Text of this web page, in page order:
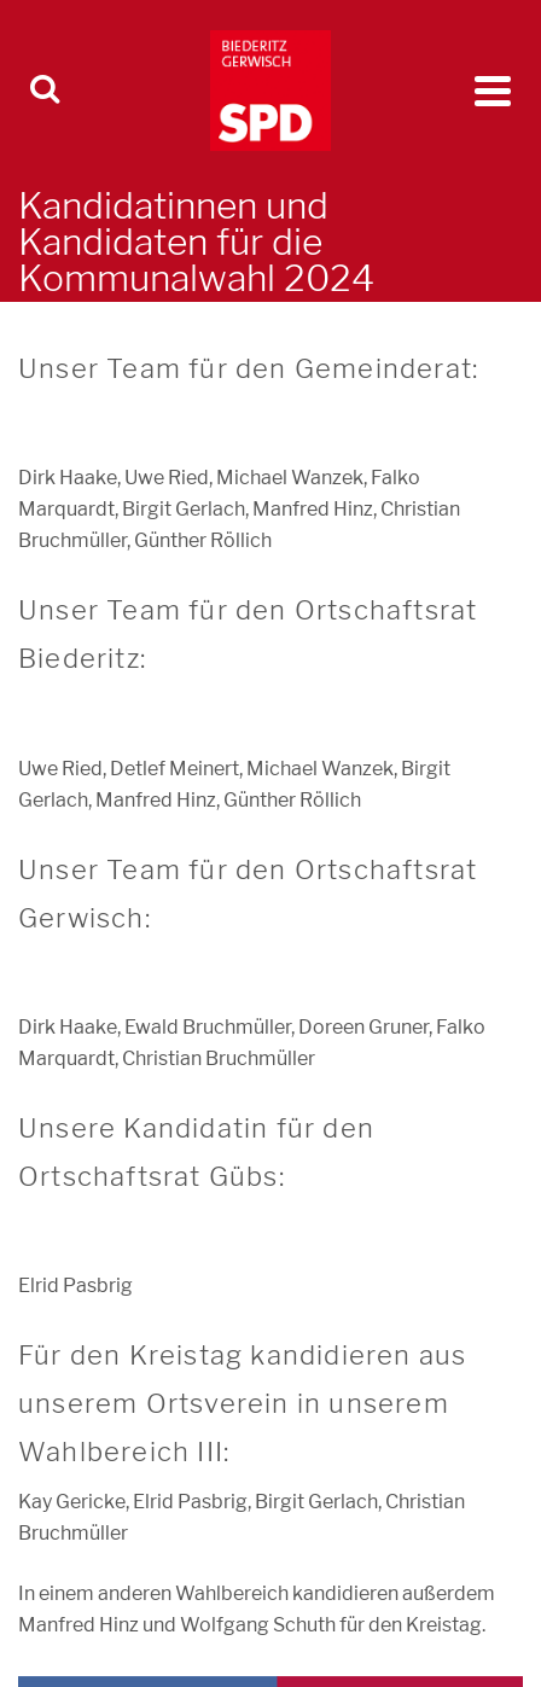
Kandidatinnen und
Kandidaten für die
Kommunalwahl 2024
Unser Team für den Gemeinderat:
Dirk Haake, Uwe Ried, Michael Wanzek, Falko
Marquardt, Birgit Gerlach, Manfred Hinz, Christian
Bruchmüller, Günther Röllich
Unser Team für den Ortschaftsrat
Biederitz:
Uwe Ried, Detlef Meinert, Michael Wanzek, Birgit
Gerlach, Manfred Hinz, Günther Röllich
Unser Team für den Ortschaftsrat
Gerwisch:
Dirk Haake, Ewald Bruchmüller, Doreen Gruner, Falko
Marquardt, Christian Bruchmüller
Unsere Kandidatin für den
Ortschaftsrat Gübs:
Elrid Pasbrig
Für den Kreistag kandidieren aus
unserem Ortsverein in unserem
Wahlbereich III:
Kay Gericke, Elrid Pasbrig, Birgit Gerlach, Christian
Bruchmüller
In einem anderen Wahlbereich kandidieren außerdem
Manfred Hinz und Wolfgang Schuth für den Kreistag.